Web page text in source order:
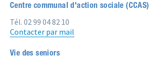
Centre communal d'action sociale (CCAS)
Tél. 02 99 04 82 10
Contacter par mail
Vie des seniors